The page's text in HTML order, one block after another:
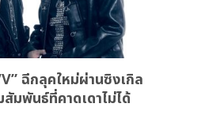
ฉีกลุคใหม่ผ่านซิงเกิล
มพันธ์ที่คาดเดาไม่ได้